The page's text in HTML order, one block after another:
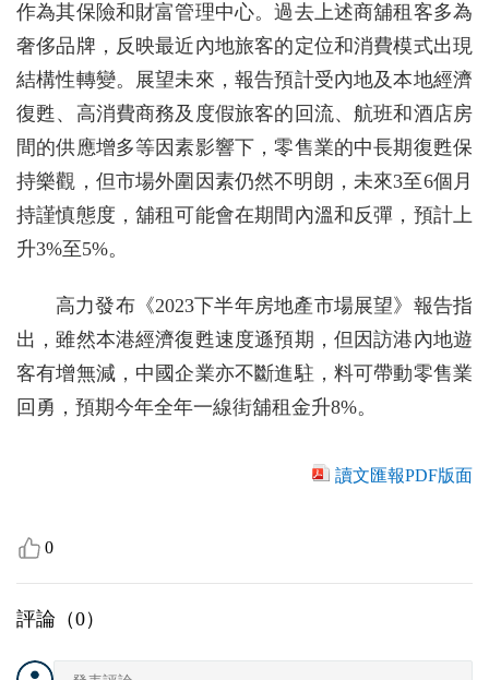
作為其保險和財富管理中心。過去上述商舖租客多為
奢侈品牌，反映最近內地旅客的定位和消費模式出現
結構性轉變。展望未來，報告預計受內地及本地經濟
復甦、高消費商務及度假旅客的回流、航班和酒店房
間的供應增多等因素影響下，零售業的中長期復甦保
持樂觀，但市場外圍因素仍然不明朗，未來3至6個月
持謹慎態度，舖租可能會在期間內溫和反彈，預計上
升3%至5%。
高力發布《2023下半年房地產市場展望》報告指
出，雖然本港經濟復甦速度遜預期，但因訪港內地遊
客有增無減，中國企業亦不斷進駐，料可帶動零售業
回勇，預期今年全年一線街舖租金升8%。
讀文匯報PDF版面
0
評論（0）